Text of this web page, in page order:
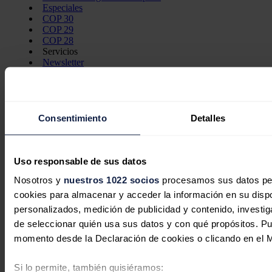
Consentimiento Detalles
Uso responsable de sus datos
Nosotros y nuestros 1022 socios procesamos sus datos
cookies para almacenar y acceder la información en su
personalizados, medición de publicidad y contenido,
de seleccionar quién usa sus datos y con qué propósitos.
momento desde la Declaración de cookies o clicando en el
Si lo permite, también quisiéramos:
Especiales
COP 30
COP 29
COP 28
Servicios
Newsletter
Política de privacidad
Contacto
© 2026 Roca Comunicación S.L.